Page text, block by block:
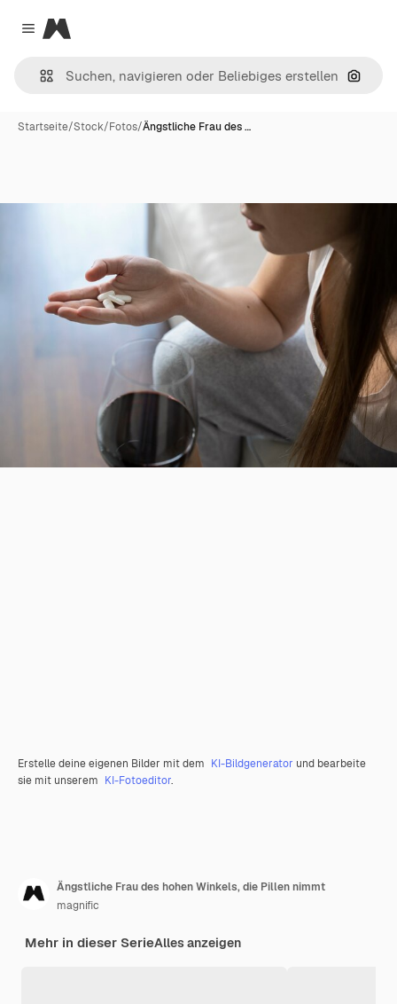
Close menu
Magnific
Nach
Startseite/Stock/Fotos/Ängstliche Frau des …
Erstelle deine eigenen Bilder mit dem KI-Bildgenerator und bearbeite
sie mit unserem KI-Fotoeditor.
Ängstliche Frau des hohen Winkels, die Pillen nimmt
magnific
Mehr in dieser SerieAlles anzeigen